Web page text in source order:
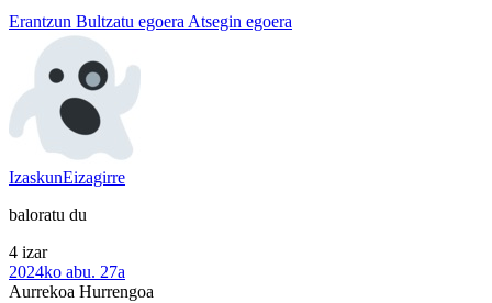
Erantzun Bultzatu egoera Atsegin egoera
IzaskunEizagirre
baloratu du
4 izar
2024ko abu. 27a
Aurrekoa Hurrengoa